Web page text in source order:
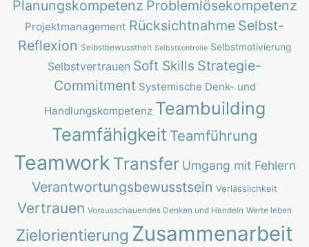
Planungskompetenz Problemlösekompetenz
Projektmanagement Rücksichtnahme Selbst-
Reflexion Selbstbewusstheit Selbstkontrolle Selbstmotivierung
Selbstvertrauen Soft Skills Strategie-
Commitment Systemische Denk- und
Handlungskompetenz Teambuilding
Teamfähigkeit Teamführung
Teamwork Transfer Umgang mit Fehlern
Verantwortungsbewusstsein Verlässlichkeit
Vertrauen Vorausschauendes Denken und Handeln Werte leben
Zielorientierung Zusammenarbeit